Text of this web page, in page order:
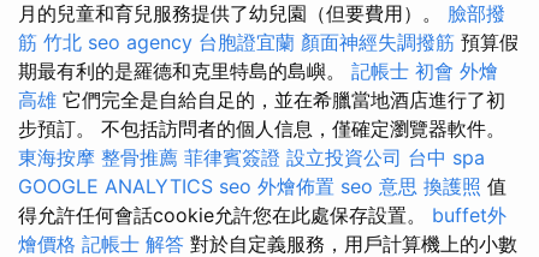
月的兒童和育兒服務提供了幼兒園（但要費用）。 臉部撥
筋 竹北 seo agency 台胞證宜蘭 顏面神經失調撥筋 預算假
期最有利的是羅德和克里特島的島嶼。 記帳士 初會 外燴
高雄 它們完全是自給自足的，並在希臘當地酒店進行了初
步預訂。 不包括訪問者的個人信息，僅確定瀏覽器軟件。
東海按摩 整骨推薦 菲律賓簽證 設立投資公司 台中 spa
GOOGLE ANALYTICS seo 外燴佈置 seo 意思 換護照 值
得允許任何會話cookie允許您在此處保存設置。 buffet外
燴價格 記帳士 解答 對於自定義服務，用戶計算機上的小數